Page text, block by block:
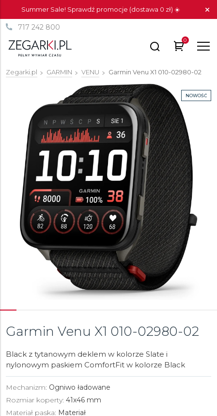
Summer Sale! Sprawdź promocje (dostawa 0 zł) ☀️
717 242 800
0
Zegarki.pl GARMIN VENU Garmin Venu X1 010-02980-02
NOWOŚĆ
Garmin Venu X1 010-02980-02
Black z tytanowym deklem w kolorze Slate i
nylonowym paskiem ComfortFit w kolorze Black
Mechanizm: Ogniwo ładowane
Rozmiar koperty: 41x46 mm
Materiał paska: Materiał